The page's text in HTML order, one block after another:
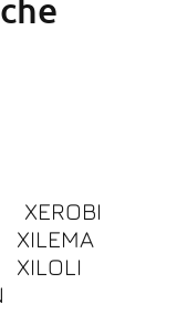
XEROBI
XILEMA
XILOLI